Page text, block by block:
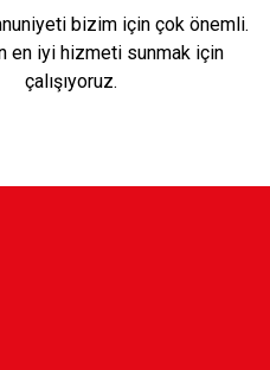
bizim için çok önemli.
en iyi hizmeti sunmak için
çalışıyoruz.